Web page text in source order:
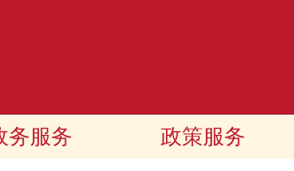
务服务 政策服务